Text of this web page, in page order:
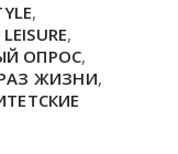
,
,
ОПРОС,
ЖИЗНИ,